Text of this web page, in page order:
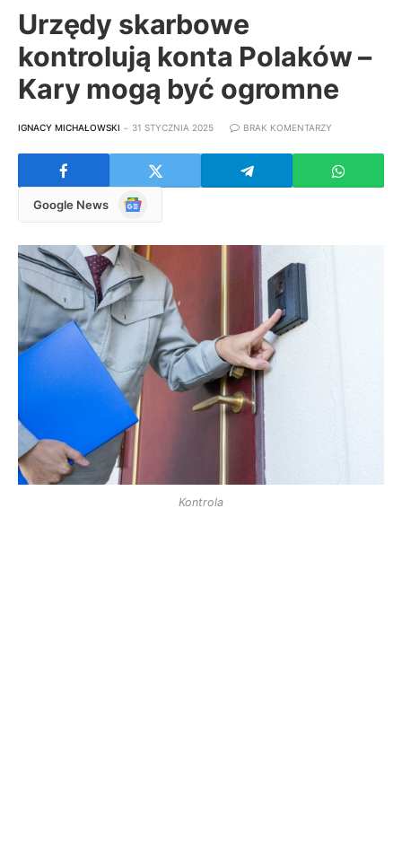
Urzędy skarbowe
kontrolują konta Polaków –
Kary mogą być ogromne
IGNACY MICHAŁOWSKI 31 STYCZNIA 2025 BRAK KOMENTARZY
Google News
Google
Kontrola